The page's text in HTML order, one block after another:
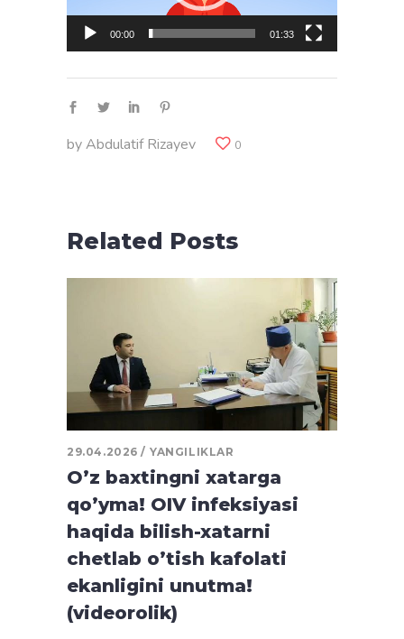
00:00 01:33
byAbdulatif Rizayev 0
Related Posts
29.04.2026 YANGILIKLAR
O’z baxtingni xatarga
qo’yma! OIV infeksiyasi
haqida bilish-xatarni
chetlab o’tish kafolati
ekanligini unutma!
(videorolik)